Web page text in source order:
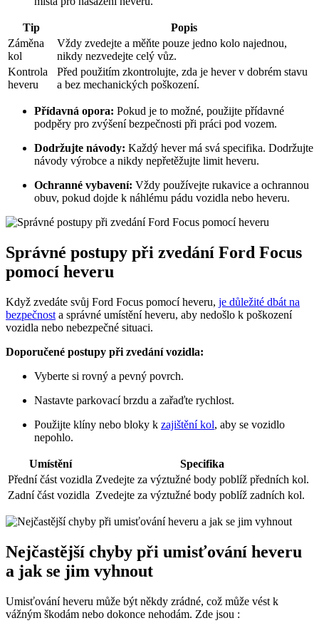
Tip
Popis
Záměna
kol
Vždy zvedejte a měňte pouze jedno kolo najednou,
nikdy nezvedejte celý vůz.
Kontrola
heveru
Před použitím zkontrolujte, zda je hever v dobrém stavu
a bez mechanických poškození.
Přídavná opora: Pokud je to možné, použijte přídavné
podpěry pro zvýšení bezpečnosti při práci pod vozem.
Dodržujte návody: Každý hever má svá specifika. Dodržujte
návody výrobce a nikdy nepřetěžujte limit heveru.
Ochranné vybavení: Vždy používejte rukavice a ochrannou
obuv, pokud dojde k náhlému pádu vozidla nebo heveru.
Správné postupy při zvedání Ford Focus
pomocí heveru
Když zvedáte svůj Ford Focus pomocí heveru, je důležité dbát na
bezpečnost a správné umístění heveru, aby nedošlo k poškození
vozidla nebo nebezpečné situaci.
Doporučené postupy při zvedání vozidla:
Vyberte si rovný a pevný povrch.
Nastavte parkovací brzdu a zařaďte rychlost.
Použijte klíny nebo bloky k zajištění kol, aby se vozidlo
nepohlo.
Umístění
Specifika
Přední část vozidla Zvedejte za výztužné body poblíž předních kol.
Zadní část vozidla Zvedejte za výztužné body poblíž zadních kol.
Nejčastější chyby při umisťování heveru
a jak se jim vyhnout
Umisťování heveru může být někdy zrádné, což může vést k
vážným škodám nebo dokonce nehodám. Zde jsou :